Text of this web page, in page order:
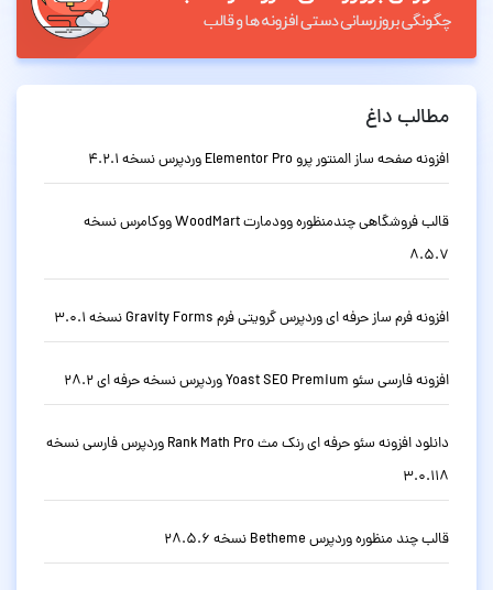
مطالب داغ
افزونه صفحه ساز المنتور پرو Elementor Pro وردپرس نسخه 4.2.1
قالب فروشگاهی چندمنظوره وودمارت WoodMart ووکامرس نسخه
8.5.7
افزونه فرم ساز حرفه ای وردپرس گرویتی فرم Gravity Forms نسخه 3.0.1
افزونه فارسی سئو Yoast SEO Premium وردپرس نسخه حرفه ای 28.2
دانلود افزونه سئو حرفه ای رنک مث Rank Math Pro وردپرس فارسی نسخه
3.0.118
قالب چند منظوره وردپرس Betheme نسخه 28.5.6